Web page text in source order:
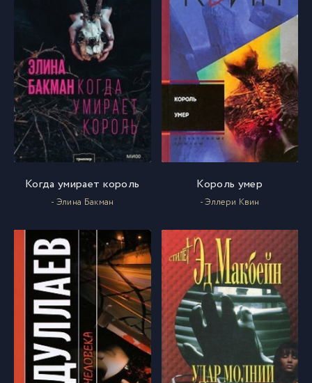
Когда умирает король
- Элина Бакман
Король умер
- Эллери Квин